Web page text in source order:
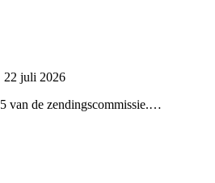
22 juli 2026
van de zendingscommissie.…